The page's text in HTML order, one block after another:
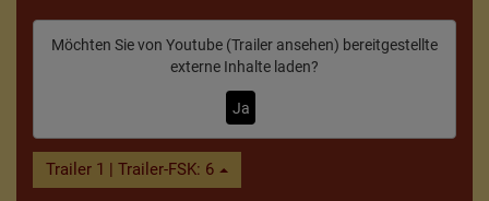
Möchten Sie von Youtube (Trailer ansehen) bereitgestellte
externe Inhalte laden?
Ja
Trailer 1 | Trailer-FSK: 6